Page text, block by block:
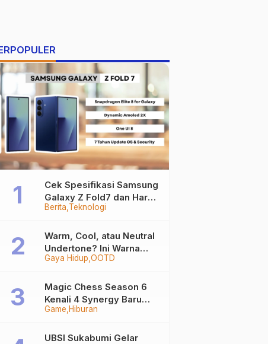
Berita Teknologi
Cek Spesifikasi Samsung
Galaxy Z Fold7 dan Harga
Resminya
Gaya Hidup OOTD
Warm, Cool, atau Neutral
Undertone? Ini Warna
Baju yang Bikin Kamu
Game Hiburan
Magic Chess Season 6
Kenali 4 Synergy Baru
Terkuat
UBSI Sukabumi Gelar